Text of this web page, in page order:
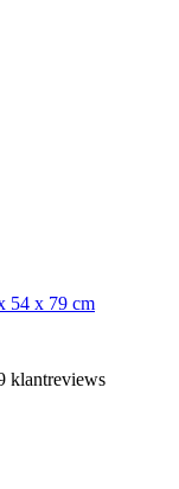
54 x 79 cm
klantreviews